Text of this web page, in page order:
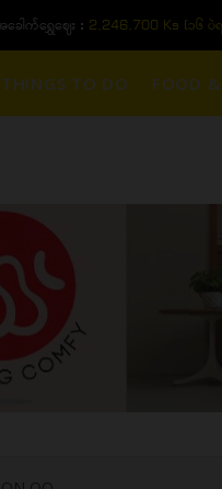
၁၅ ပဲရည်ရွှေဈေး :3,770,000 - ပြင်ပ
THINGS TO DO FOOD